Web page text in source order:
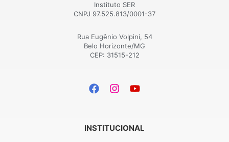
Instituto SER
CNPJ 97.525.813/0001-37
Rua Eugênio Volpini, 54
Belo Horizonte/MG
CEP: 31515-212
INSTITUCIONAL